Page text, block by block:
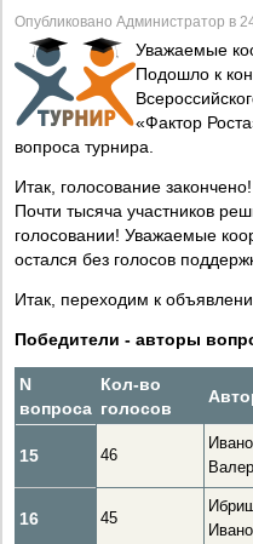
Опубликовано Администратор в
Уважаемые
Подошло к
«Фактор
вопроса турнира.
Итак, голосование закончено!
Почти тысяча участников
голосовании! Уважаемые
остался без голосов
Итак, переходим к
Победители - авторы
N
вопроса
Кол-во
голосов
15 46
16 45